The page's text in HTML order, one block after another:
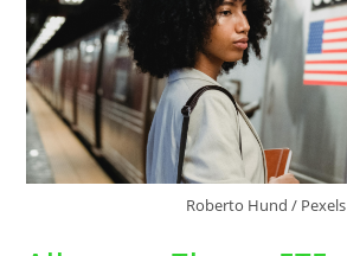
Roberto Hund / Pexels